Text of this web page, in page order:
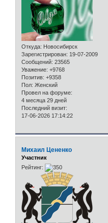
Откуда: Новосибирск
Зарегистрирован: 19-07-2009
Сообщений: 23565
Уважение: +9768
Позитив: +9358
Пол: Женский
Провел на форуме:
4 месяца 29 дней
Последний визит:
17-06-2026 17:14:22
Михаил Цененко
Участник
Рейтинг: